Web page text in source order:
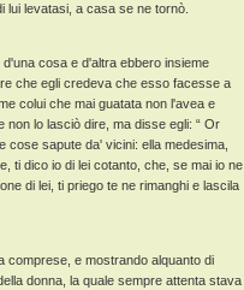
lui levatasi, a casa se ne tornò.
cosa e d'altra ebbero insieme
che egli credeva che esso facesse a
colui che mai guatata non l'avea e
lo lasciò dire, ma disse egli: “ Or
cose sapute da' vicini: ella medesima,
ti dico io di lei cotanto, che, se mai io ne
di lei, ti priego te ne rimanghi e lascila
comprese, e mostrando alquanto di
donna, la quale sempre attenta stava